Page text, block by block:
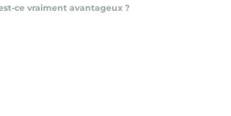
ce vraiment avantageux ?